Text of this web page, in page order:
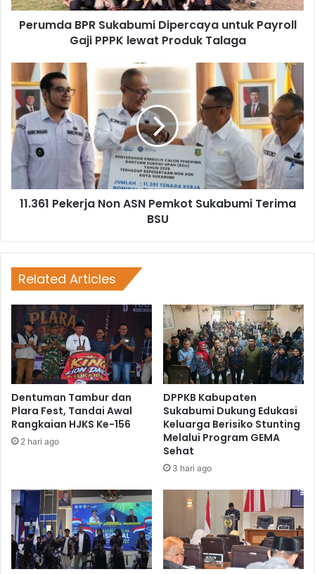
Perumda BPR Sukabumi Dipercaya untuk Payroll
Gaji PPPK lewat Produk Talaga
11.361 Pekerja Non ASN Pemkot Sukabumi Terima
BSU
Related Articles
Dentuman Tambur dan
Plara Fest, Tandai Awal
Rangkaian HJKS Ke-156
2 hari ago
DPPKB Kabupaten
Sukabumi Dukung Edukasi
Keluarga Berisiko Stunting
Melalui Program GEMA
Sehat
3 hari ago